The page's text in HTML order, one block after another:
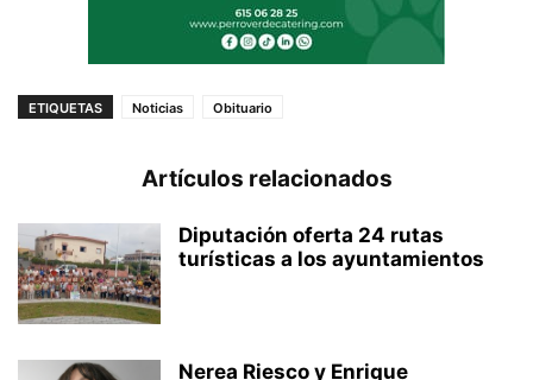
ETIQUETAS Noticias Obituario
Artículos relacionados
Diputación oferta 24 rutas
turísticas a los ayuntamientos
Nerea Riesco y Enrique